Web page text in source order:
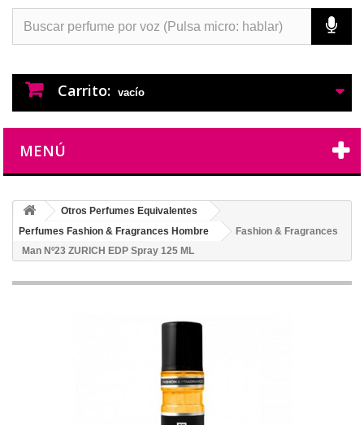
Carrito: vacío
MENÚ
Otros Perfumes Equivalentes
Perfumes Fashion & Fragrances Hombre
Fashion & Fragrances
Man Nº23 ZURICH EDP Spray 125 ML